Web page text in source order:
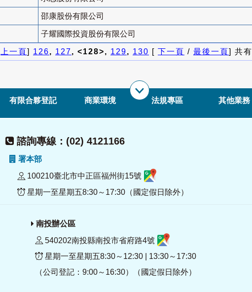
邵康股份有限公司
子耀國際投資股份有限公司
上一頁] 126, 127, <128>, 129, 130 [ 下一頁 / 最後一頁] 共有
有限合夥登記 商業環境 法規專區 其他業務
諮詢專線：(02) 4121166
署本部
100210臺北市中正區福州街15號
星期一至星期五8:30～17:30（國定假日除外）
南投辦公區
540202南投縣南投市省府路4號
星期一至星期五8:30～12:30 | 13:30～17:30
（公司登記：9:00～16:30）（國定假日除外）